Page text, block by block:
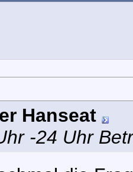
Hanseat
-24 Uhr